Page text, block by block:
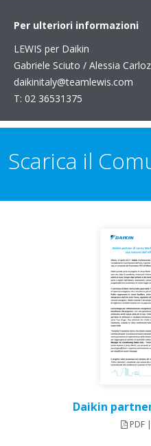
Per ulteriori informazioni
LEWIS per Daikin
Gabriele Sciuto / Alessia
daikinitaly@teamlewis.com
T: 02 36531375
Scarica il
Daikin
PDF